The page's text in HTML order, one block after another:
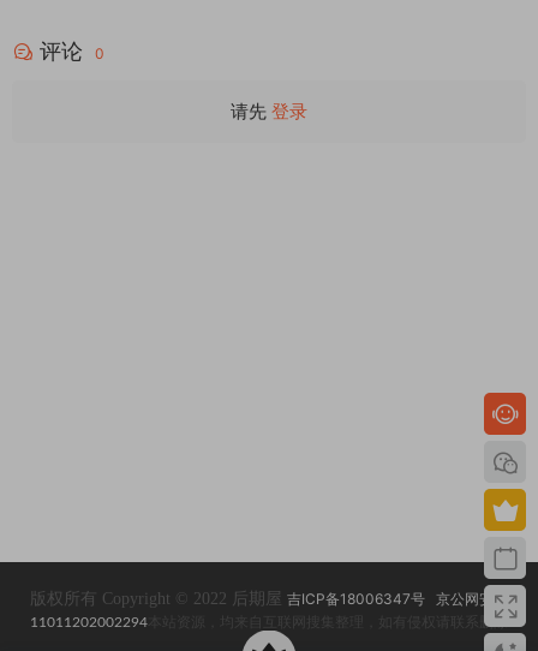
评论 0
请先 登录
版权所有 Copyright © 2022 后期屋 吉ICP备18006347号
京公网安备
11011202002294 本站资源，均来自互联网搜集整理，如有侵权请联系删除